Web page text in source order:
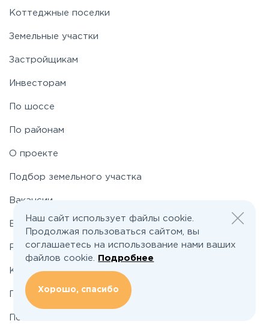
Коттеджные поселки
Земельные участки
Застройщикам
Инвесторам
По шоссе
По районам
О проекте
Подбор земельного участка
Вакансии
Блог
Реклама и сотрудничество
Контакты
Политика конфиденциальности
Пользовательское соглашение
Наш сайт использует файлы cookie.
Продолжая пользоваться сайтом, вы
соглашаетесь на использование нами ваших
файлов cookie.
Подробнее
Хорошо, спасибо